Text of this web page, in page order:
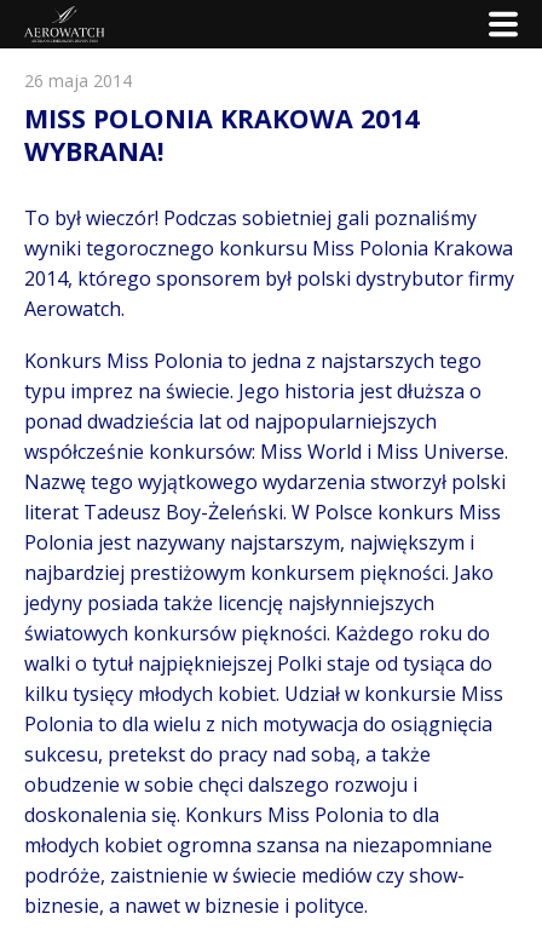
26 maja 2014
MISS POLONIA KRAKOWA 2014
WYBRANA!
To był wieczór! Podczas sobietniej gali poznaliśmy
wyniki tegorocznego konkursu Miss Polonia Krakowa
2014, którego sponsorem był polski dystrybutor firmy
Aerowatch.
Konkurs Miss Polonia to jedna z najstarszych tego
typu imprez na świecie. Jego historia jest dłuższa o
ponad dwadzieścia lat od najpopularniejszych
współcześnie konkursów: Miss World i Miss Universe.
Nazwę tego wyjątkowego wydarzenia stworzył polski
literat Tadeusz Boy-Żeleński. W Polsce konkurs Miss
Polonia jest nazywany najstarszym, największym i
najbardziej prestiżowym konkursem piękności. Jako
jedyny posiada także licencję najsłynniejszych
światowych konkursów piękności. Każdego roku do
walki o tytuł najpiękniejszej Polki staje od tysiąca do
kilku tysięcy młodych kobiet. Udział w konkursie Miss
Polonia to dla wielu z nich motywacja do osiągnięcia
sukcesu, pretekst do pracy nad sobą, a także
obudzenie w sobie chęci dalszego rozwoju i
doskonalenia się. Konkurs Miss Polonia to dla
młodych kobiet ogromna szansa na niezapomniane
podróże, zaistnienie w świecie mediów czy show-
biznesie, a nawet w biznesie i polityce.